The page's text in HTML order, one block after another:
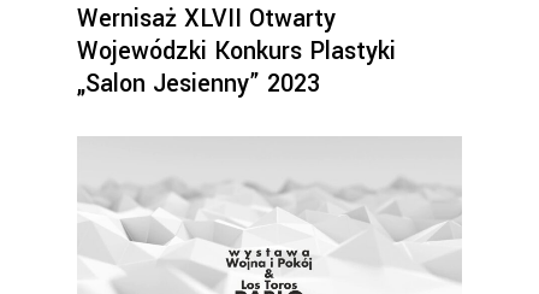
Wernisaż XLVII Otwarty
Wojewódzki Konkurs Plastyki
„Salon Jesienny” 2023